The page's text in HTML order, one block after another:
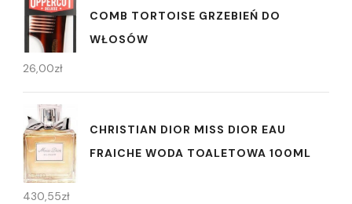
COMB TORTOISE GRZEBIEŃ DO
WŁOSÓW
26,00zł
CHRISTIAN DIOR MISS DIOR EAU
FRAICHE WODA TOALETOWA 100ML
430,55zł